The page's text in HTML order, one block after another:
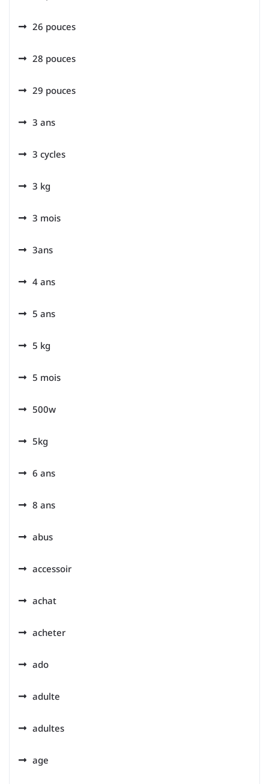
26 pouces
28 pouces
29 pouces
3 ans
3 cycles
3 kg
3 mois
3ans
4 ans
5 ans
5 kg
5 mois
500w
5kg
6 ans
8 ans
abus
accessoir
achat
acheter
ado
adulte
adultes
age